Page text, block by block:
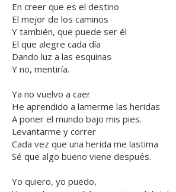
En creer que es el destino
El mejor de los caminos
Y también, que puede ser él
El que alegre cada día
Dando luz a las esquinas
Y no, mentiría.
Ya no vuelvo a caer
He aprendido a lamerme las heridas
A poner el mundo bajo mis pies.
Levantarme y correr
Cada vez que una herida me lastima
Sé que algo bueno viene después.
Yo quiero, yo puedo,